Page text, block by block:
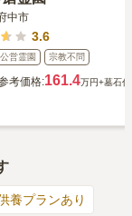
中市
3.6
公営霊園 宗教不問
考価格:161.4万円+墓石代
養プランあり